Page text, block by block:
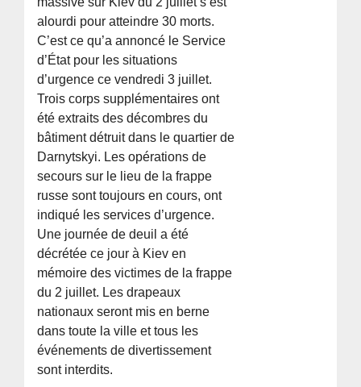
alourdi pour atteindre 30 morts.
C’est ce qu’a annoncé le Service
d’État pour les situations
d’urgence ce vendredi 3 juillet.
Trois corps supplémentaires ont
été extraits des décombres du
bâtiment détruit dans le quartier de
Darnytskyi. Les opérations de
secours sur le lieu de la frappe
russe sont toujours en cours, ont
indiqué les services d’urgence.
Une journée de deuil a été
décrétée ce jour à Kiev en
mémoire des victimes de la frappe
du 2 juillet. Les drapeaux
nationaux seront mis en berne
dans toute la ville et tous les
événements de divertissement
sont interdits.